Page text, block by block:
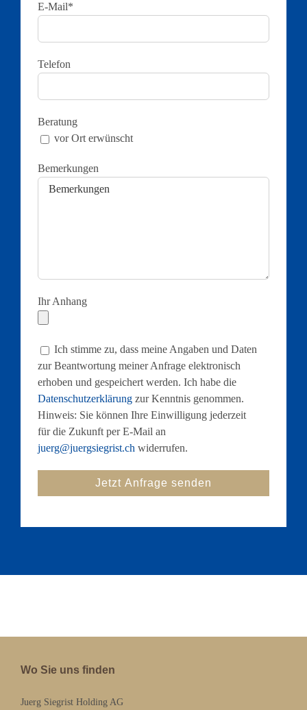
E-Mail*
Telefon
Beratung
vor Ort erwünscht
Bemerkungen
Ihr Anhang
Ich stimme zu, dass meine Angaben und Daten
zur Beantwortung meiner Anfrage elektronisch
erhoben und gespeichert werden. Ich habe die
Datenschutzerklärungzur Kenntnis genommen.
Hinweis: Sie können Ihre Einwilligung jederzeit
für die Zukunft per E-Mail an
juerg@juergsiegrist.ch widerrufen.
Wo Sie uns finden
Juerg Siegrist Holding AG